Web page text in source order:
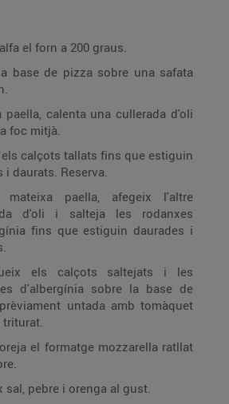
el forn a 200 graus.
base de pizza sobre una safata
paella, calenta una cullerada d'oli
foc mitjà.
els calçots tallats fins que estiguin
i daurats. Reserva.
paella, afegeix l'altre
d'oli i salteja les rodanxes
fins que estiguin daurades i
els calçots saltejats i les
d'albergínia sobre la base de
untada amb tomàquet
triturat.
el formatge mozzarella ratllat
sal, pebre i orenga al gust.